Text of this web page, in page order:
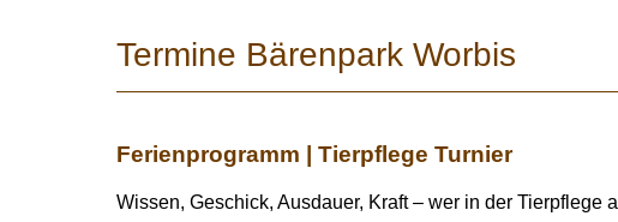
Termine Bärenpark Worbis
Ferienprogramm | Tierpflege Turnier
Wissen, Geschick, Ausdauer, Kraft – wer in der Tierpflege